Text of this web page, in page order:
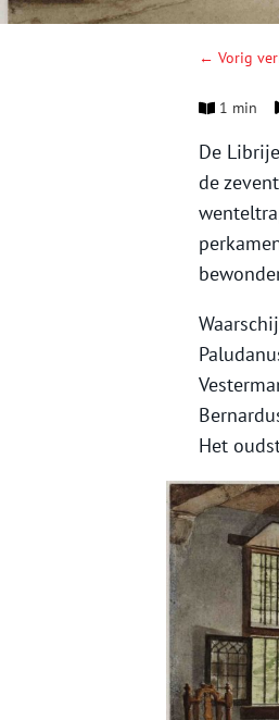
← Vorig
1 min
De
de
Het